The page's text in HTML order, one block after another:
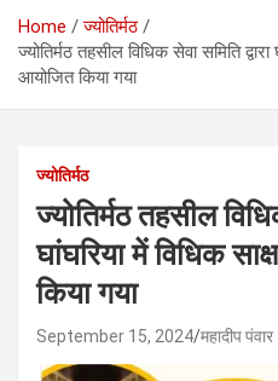
Home
ज्योतिर्मठ
ज्योतिर्मठ तहसील विधिक सेवा समिति
आयोजित किया गया
ज्योतिर्मठ
ज्योतिर्मठ तहसील
घांघरिया में विधिक
किया गया
September 15, 2024 महादीप पंवार